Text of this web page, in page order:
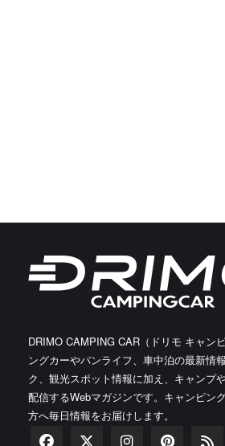
DRIMO CAMPING CAR（ドリモ キャン
ングカーやバンライフ、車中泊の最新情
ク、観光スポット情報に加え、キャンプ
配信するWebマガジンです。キャンピン
方へ毎日情報をお届けします。